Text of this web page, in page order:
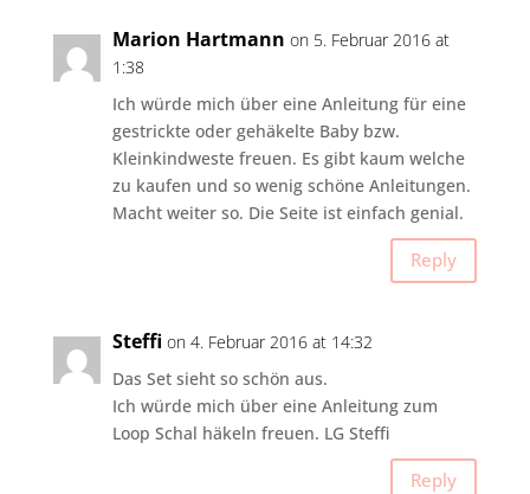
Marion Hartmann on 5. Februar 2016 at
1:38
Ich würde mich über eine Anleitung für eine
gestrickte oder gehäkelte Baby bzw.
Kleinkindweste freuen. Es gibt kaum welche
zu kaufen und so wenig schöne Anleitungen.
Macht weiter so. Die Seite ist einfach genial.
Reply
Steffi on 4. Februar 2016 at 14:32
Das Set sieht so schön aus.
Ich würde mich über eine Anleitung zum
Loop Schal häkeln freuen. LG Steffi
Reply